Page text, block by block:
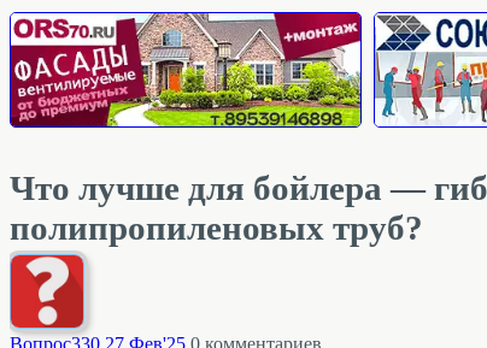
Что лучше для бойлера —
полипропиленовых труб?
Вопрос330 27 Фев'25 0 комментариев